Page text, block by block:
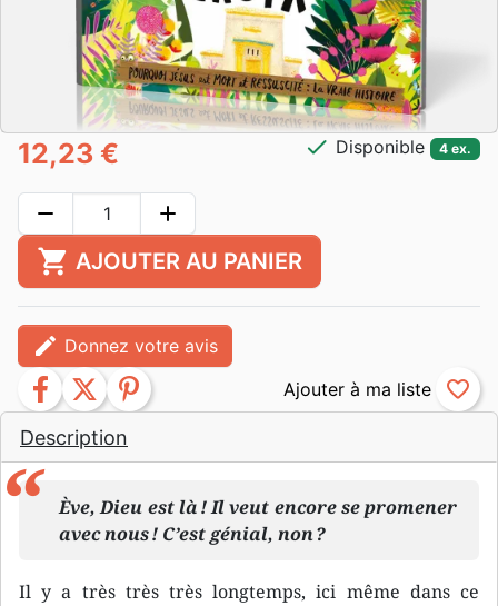
Description
Ève, Dieu est là ! Il veut encore se promener
avec nous ! C’est génial, non ?
Il y a très très très longtemps, ici même dans ce
12,23 € check Disponible 4 ex.
remove add
shopping_cart AJOUTER AU PANIER
edit Donnez votre avis
facebook twitter pinterest favorite_border